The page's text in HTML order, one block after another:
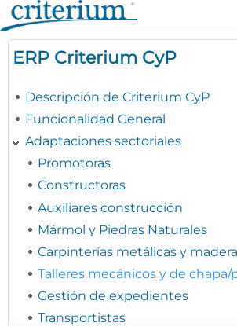
Pasar
al
contenido
principal
ERP Criterium CyP
Descripción de Criterium CyP
Funcionalidad General
Adaptaciones sectoriales
Promotoras
Constructoras
Auxiliares construcción
Mármol y Piedras Naturales
Carpinterías metálicas y madera
Talleres mecánicos y de chapa/
Gestión de expedientes
Transportistas